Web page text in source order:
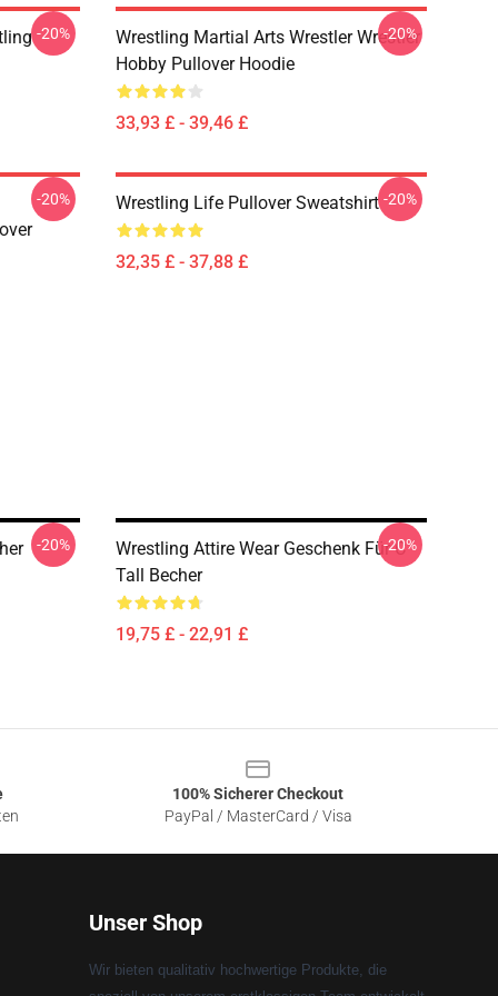
-20%
Wrestling Martial Arts Wrestler Wrestler
Hobby Pullover Hoodie
33,93 £ - 39,46 £
-20%
-20% Wrestling Life Pullover Sweatshirt
32,35 £ - 37,88 £
-20%
-20%
Wrestling Attire Wear Geschenk Für C
Tall Becher
19,75 £ - 22,91 £
-20%
100% Sicherer Checkout
PayPal / MasterCard / Visa
Unser Shop
Wir bieten qualitativ hochwertige Produkte, die